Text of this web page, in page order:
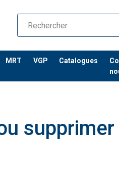
MRT VGP Catalogues